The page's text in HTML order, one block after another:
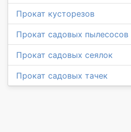
Прокат кусторезов
Прокат садовых пылесосов
Прокат садовых сеялок
Прокат садовых тачек